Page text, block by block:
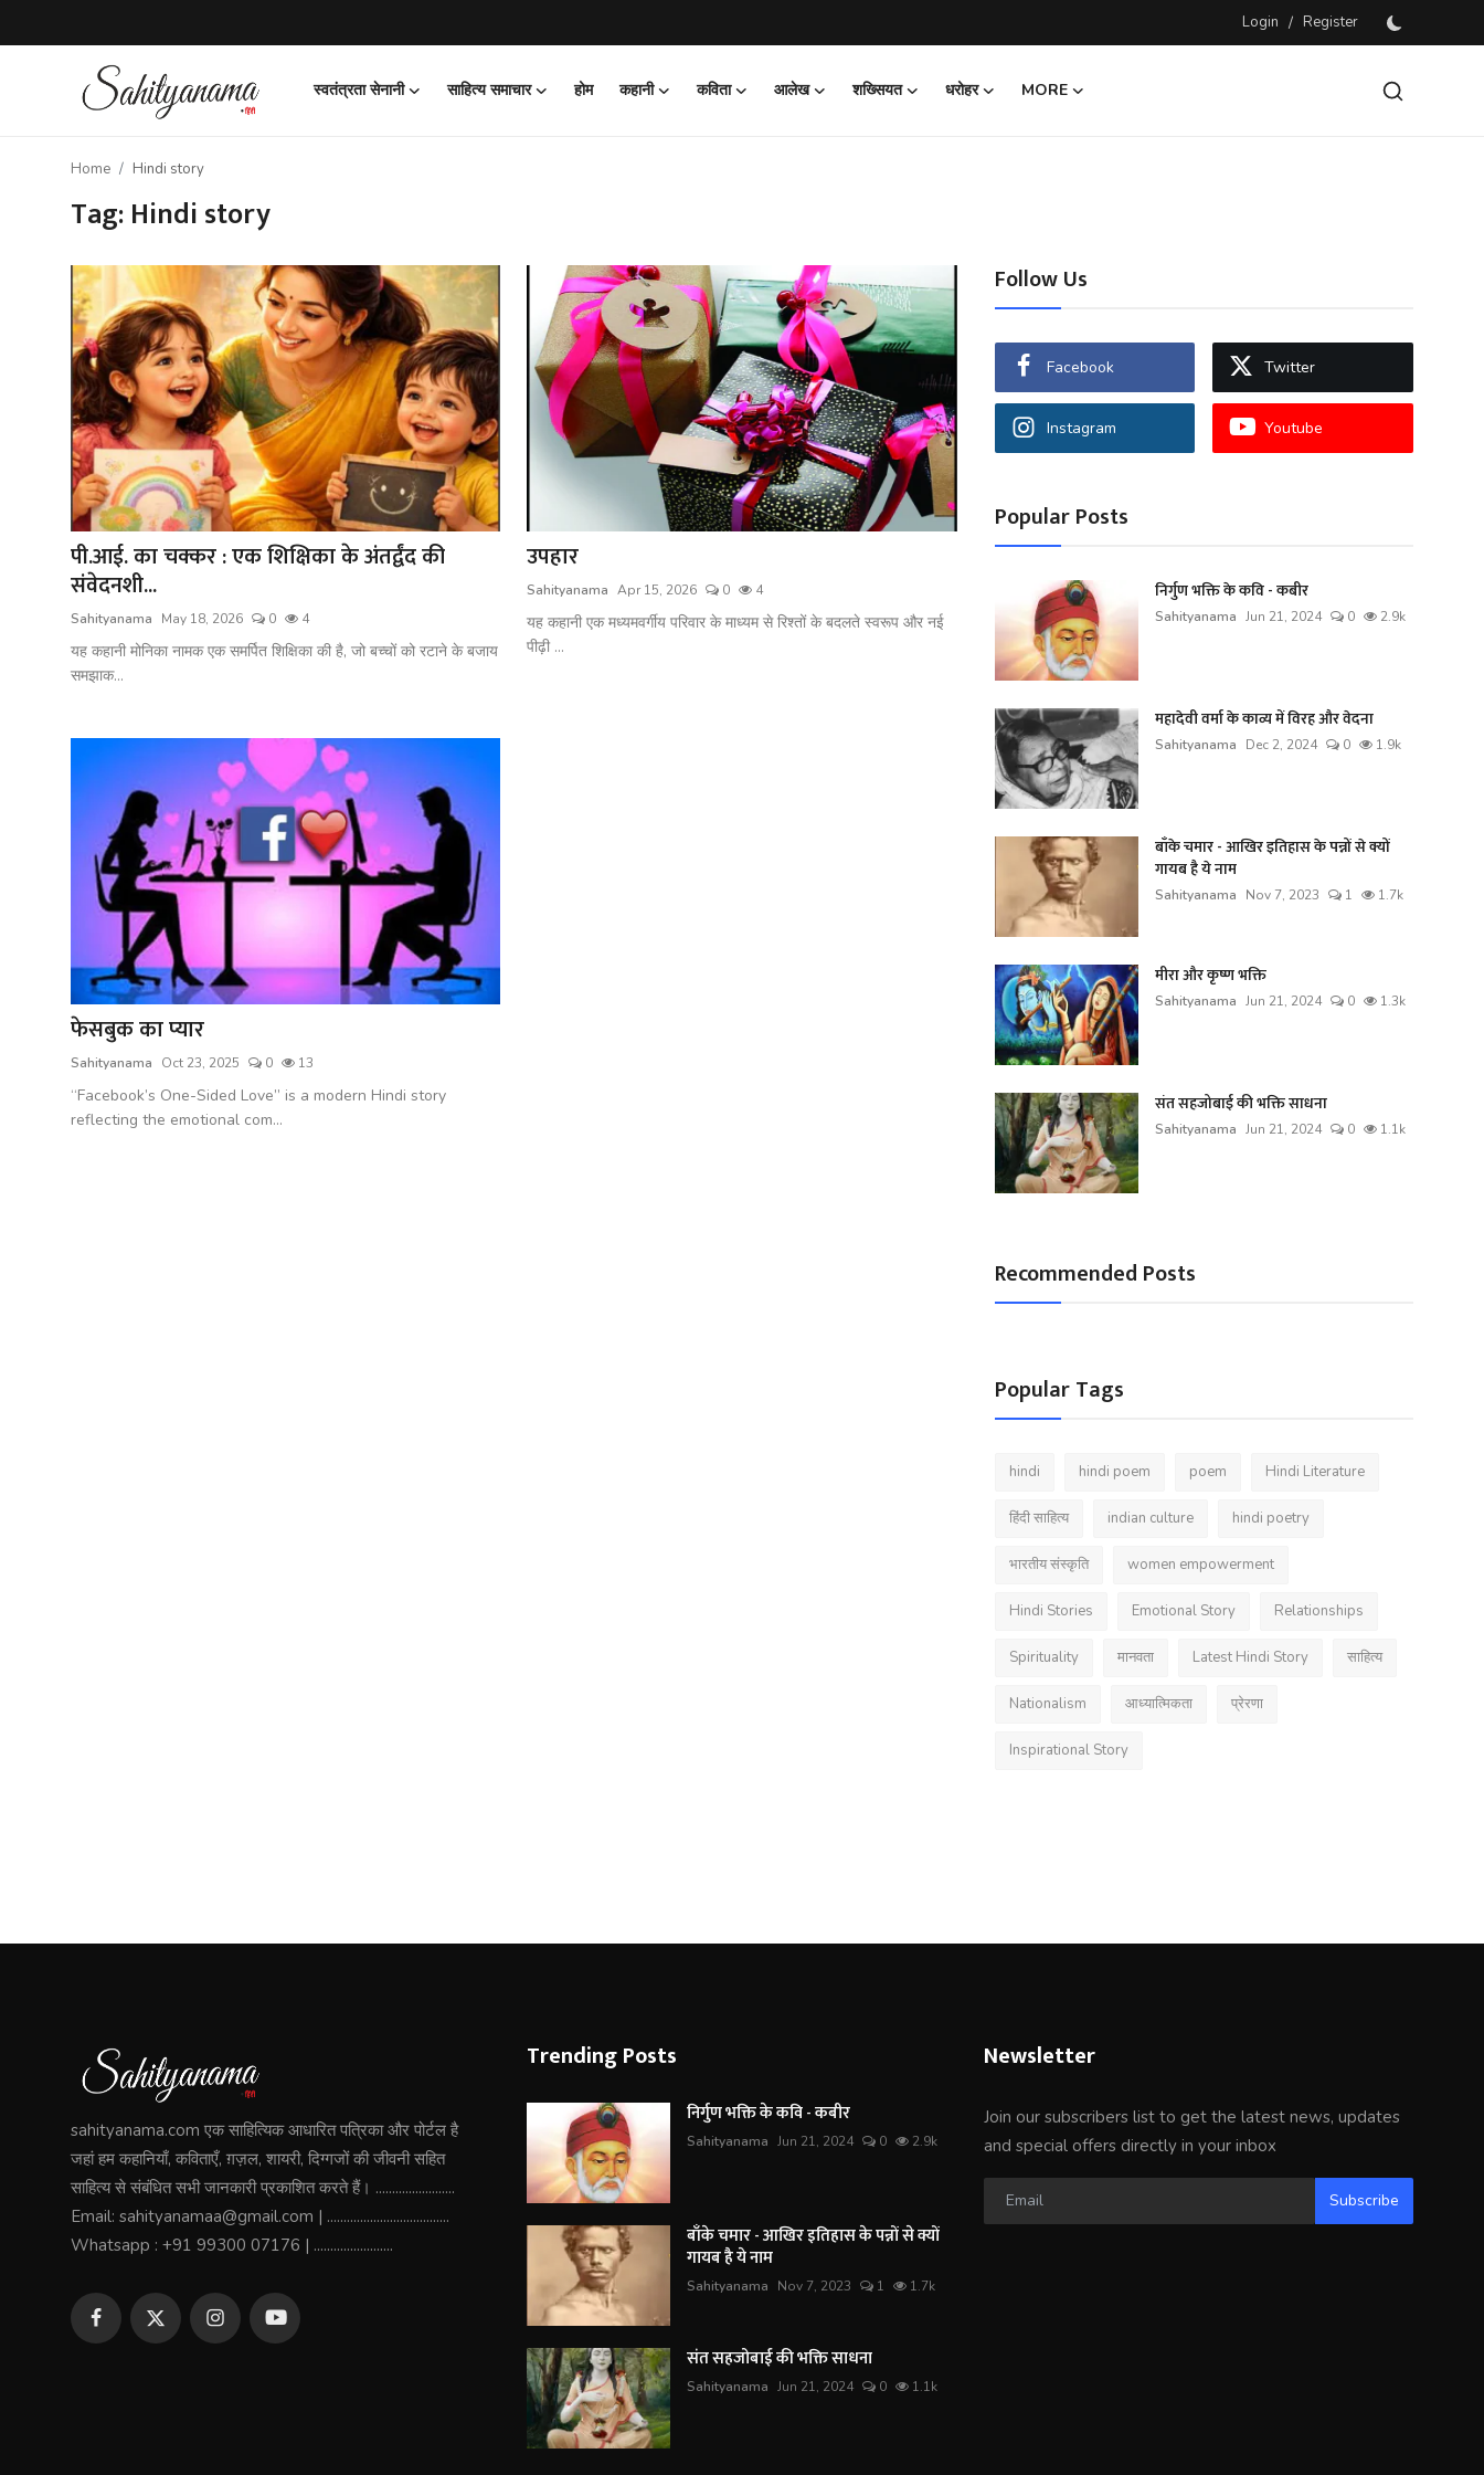
Login / Register
स्वतंत्रता सेनानी साहित्य समाचार होम कहानी कविता आलेख शख्सियत धरोहर
MORE
Register
शख्सियत
यात्रावृत्तांत
Home Hindi story
Tag: Hindi story
पी.आई. का चक्कर : एक शिक्षिका के अंतर्द्वंद की
संवेदनशी...
Sahityanama May 18, 2026 0 4
यह कहानी मोनिका नामक एक समर्पित शिक्षिका की है, जो बच्चों को रटाने के बजाय
समझाक...
उपहार
Sahityanama Apr 15, 2026 0 4
यह कहानी एक मध्यमवर्गीय परिवार के माध्यम से रिश्तों के बदलते स्वरूप और नई
पीढ़ी ...
फेसबुक का प्यार
Sahityanama Oct 23, 2025 0 13
“Facebook’s One-Sided Love” is a modern Hindi story
reflecting the emotional com...
Follow Us
Facebook Twitter
Instagram Youtube
Popular Posts
निर्गुण भक्ति के कवि - कबीर
Sahityanama Jun 21, 2024 0 2.9k
महादेवी वर्मा के काव्य में विरह और वेदना
Sahityanama Dec 2, 2024 0 1.9k
बाँके चमार - आखिर इतिहास के पन्नों से क्यों
गायब है ये नाम
Sahityanama Nov 7, 2023 1 1.7k
मीरा और कृष्ण भक्ति
Sahityanama Jun 21, 2024 0 1.3k
संत सहजोबाई की भक्ति साधना
Sahityanama Jun 21, 2024 0 1.1k
Recommended Posts
Popular Tags
hindi hindi poem poem Hindi Literature
हिंदी साहित्य indian culture hindi poetry
भारतीय संस्कृति women empowerment
Hindi Stories Emotional Story Relationships
Spirituality मानवता Latest Hindi Story साहित्य
Nationalism आध्यात्मिकता प्रेरणा
Inspirational Story
sahityanama.com एक साहित्यिक आधारित पत्रिका और पोर्टल है
जहां हम कहानियाँ, कविताएँ, ग़ज़ल, शायरी, दिग्गजों की जीवनी सहित
साहित्य से संबंधित सभी जानकारी प्रकाशित करते हैं। ........................
Email: sahityanamaa@gmail.com | .....................................
Whatsapp : +91 99300 07176 | ........................
Trending Posts
निर्गुण भक्ति के कवि - कबीर
Sahityanama Jun 21, 2024 0 2.9k
बाँके चमार - आखिर इतिहास के पन्नों से क्यों
गायब है ये नाम
Sahityanama Nov 7, 2023 1 1.7k
संत सहजोबाई की भक्ति साधना
Sahityanama Jun 21, 2024 0 1.1k
Newsletter
Join our subscribers list to get the latest news, updates
and special offers directly in your inbox
Subscribe